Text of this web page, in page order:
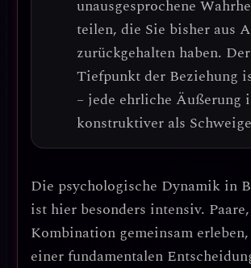
unausgesprochene
teilen, die Sie bisher aus
zurückgehalten haben. Der
Tiefpunkt der Beziehung
– jede ehrliche Äußerung
konstruktiver als
Die psychologische Dynamik in
ist hier besonders intensiv.
Kombination gemeinsam
einer fundamentalen